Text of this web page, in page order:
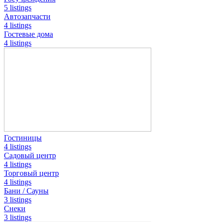
5 listings
Автозапчасти
4 listings
Гостевые дома
4 listings
Гостиницы
4 listings
Садовый центр
4 listings
Торговый центр
4 listings
Бани / Сауны
3 listings
Снеки
3 listings